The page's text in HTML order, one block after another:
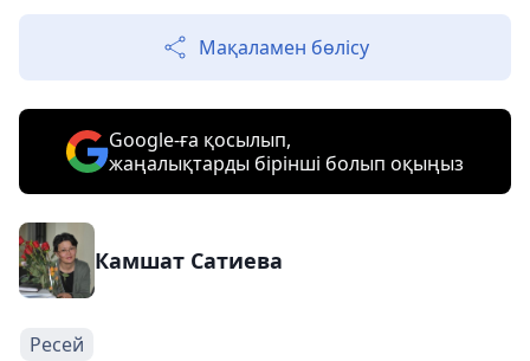
Мақаламен бөлісу
Google-ға қосылып,
жаңалықтарды бірінші болып оқыңыз
Камшат Сатиева
Ресей